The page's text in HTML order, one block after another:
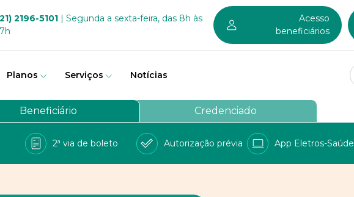
2196-5101| Segunda a sexta-feira, das 8h às
Acesso
beneficiários
Planos Serviços Notícias
somos
Bem
Beneficiário Credenciado
2ª via de boleto Autorização prévia App Eletros-Saúde